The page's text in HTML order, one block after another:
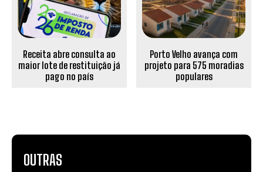
Receita abre consulta ao
maior lote de restituição já
pago no país
Porto Velho avança com
projeto para 575 moradias
populares
OUTRAS